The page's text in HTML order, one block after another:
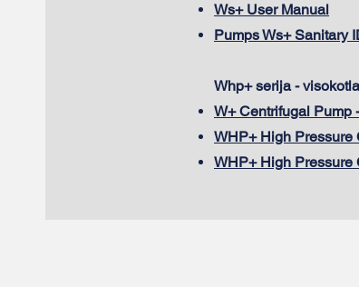
Ws+ User Manual
Pumps Ws+ Sanitary
Whp+ serija -
W+ Centrifugal Pump
WHP+ High Pressure
WHP+ High Pressure